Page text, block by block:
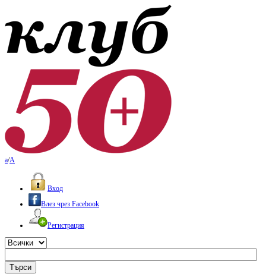
a/A
Вход
Влез чрез Facebook
Регистрация